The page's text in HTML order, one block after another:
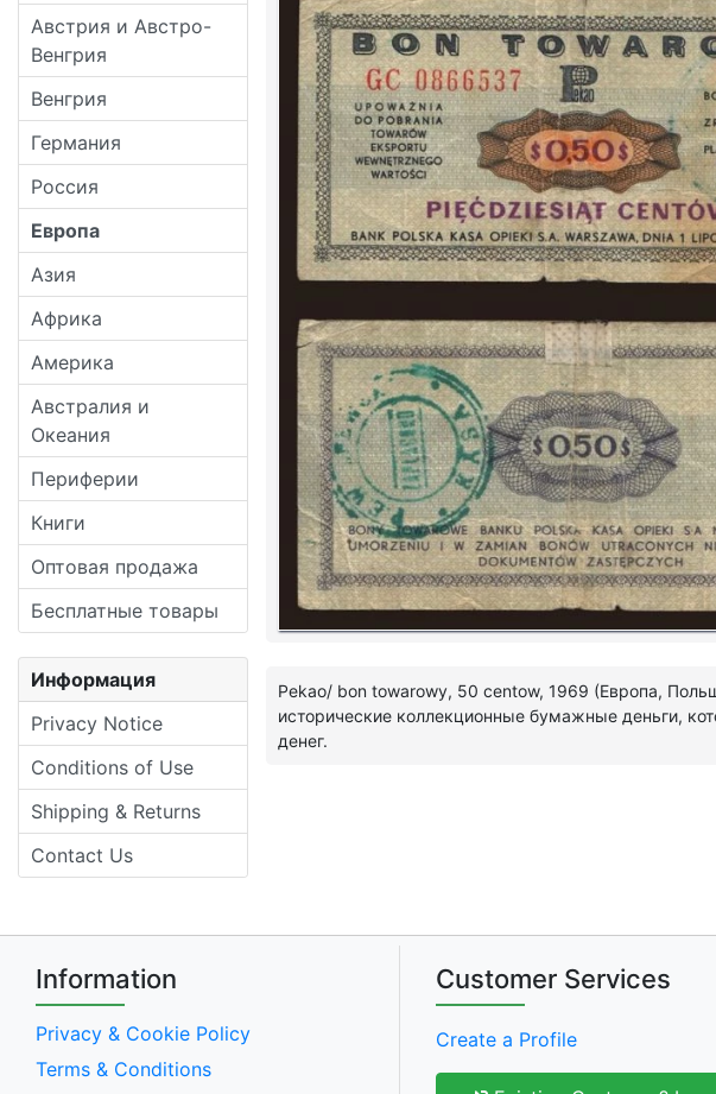
Австрия и Австро-
Венгрия
Венгрия
Германия
Россия
Европа
Азия
Африка
Америка
Австралия и
Океания
Периферии
Книги
Оптовая продажа
Бесплатные товары
Информация
Privacy Notice
Conditions of Use
Shipping & Returns
Contact Us
Pekao/ bon towarowy, 50 centow, 1969 (Европа,
исторические коллекционные бумажные деньги,
денег.
Information
Privacy & Cookie Policy
Terms & Conditions
Customer Services
Create a Profile